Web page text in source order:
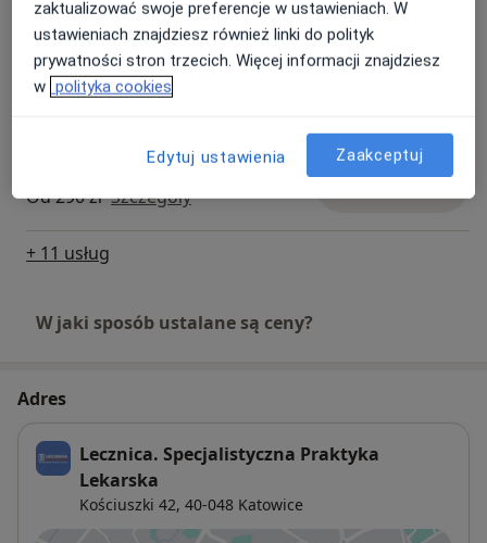
Szczegóły
Badania ginekologiczne
Szczegóły
Badania profilaktyczne
Od 290 zł Szczegóły Umów wizytę
+ 11 usług
W jaki sposób ustalane są ceny?
Adres
Lecznica. Specjalistyczna Praktyka
Lekarska
Kościuszki 42, 40-048 Katowice
zaktualizować swoje preferencje w ustawieniach. W
ustawieniach znajdziesz również linki do polityk
prywatności stron trzecich. Więcej informacji znajdziesz
w polityka cookies
Edytuj ustawienia Zaakceptuj